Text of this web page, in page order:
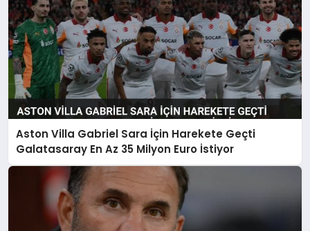
Aston Villa Gabriel Sara İçin Harekete Geçti
Galatasaray En Az 35 Milyon Euro İstiyor